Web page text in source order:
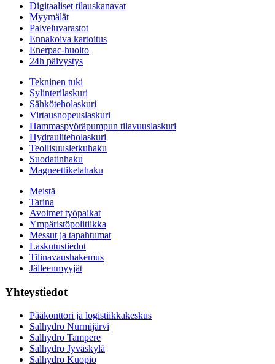
Digitaaliset tilauskanavat
Myymälät
Palveluvarastot
Ennakoiva kartoitus
Enerpac-huolto
24h päivystys
Tekninen tuki
Sylinterilaskuri
Sähköteholaskuri
Virtausnopeuslaskuri
Hammaspyöräpumpun tilavuuslaskuri
Hydrauliteholaskuri
Teollisuusletkuhaku
Suodatinhaku
Magneettikelahaku
Meistä
Tarina
Avoimet työpaikat
Ympäristöpolitiikka
Messut ja tapahtumat
Laskutustiedot
Tilinavaushakemus
Jälleenmyyjät
Yhteystiedot
Pääkonttori ja logistiikkakeskus
Salhydro Nurmijärvi
Salhydro Tampere
Salhydro Jyväskylä
Salhydro Kuopio